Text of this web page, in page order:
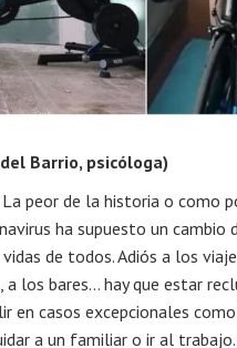
Barrio, psicóloga)
peor de la historia o como
ha supuesto un cambio
de todos. Adiós a los
los bares… hay que estar
en casos excepcionales
a un familiar o ir al trabajo.